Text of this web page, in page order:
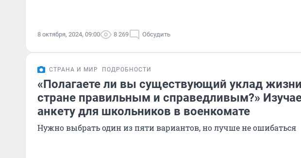
8 октября, 2024, 09:00 8 269 Обсудить
СТРАНА И МИР ПОДРОБНОСТИ
«Полагаете ли вы существующий уклад
стране правильным и справедливым?»
анкету для школьников в военкомате
Нужно выбрать один из пяти вариантов, но лучше не ошибаться